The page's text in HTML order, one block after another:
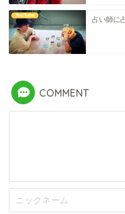
YouTube
占い師に
COMMENT